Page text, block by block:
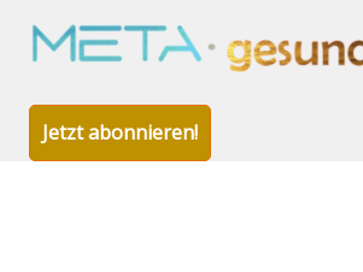
Jetzt abonnieren!